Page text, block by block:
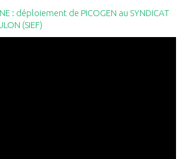
: déploiement de PICOGEN au SYNDICAT
(SIEF)